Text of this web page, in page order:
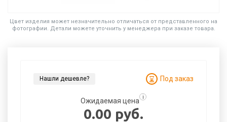
Цвет изделия может незначительно отличаться от представленного на
фотографии. Детали можете уточнить у менеджера при заказе товара.
Нашли дешевле? Под заказ
Ожидаемая цена i
0.00 руб.